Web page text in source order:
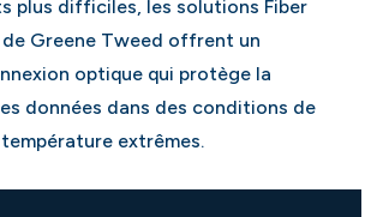
plus difficiles, les solutions Fiber
Greene Tweed offrent un
optique qui protège la
données dans des conditions de
extrêmes.